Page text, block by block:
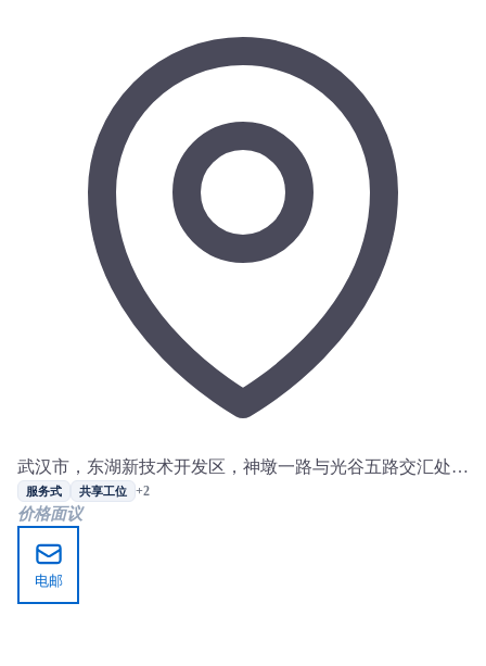
武汉市，东湖新技术开发区，神墩一路与光谷五路交汇处，
光谷交通大厦
服务式 共享工位 +2
价格面议
电邮